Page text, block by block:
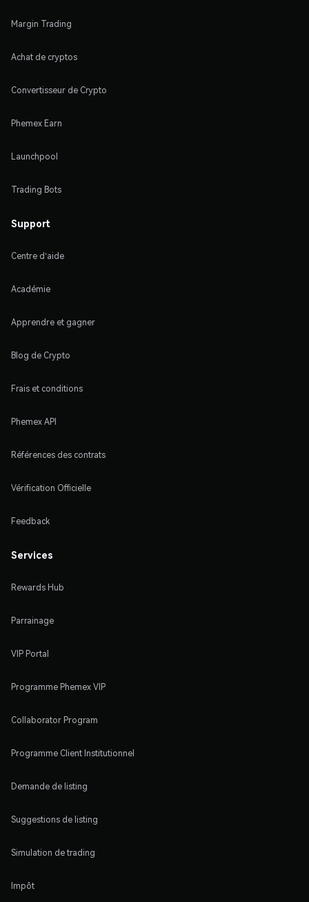
Margin Trading
Achat de cryptos
Convertisseur de Crypto
Phemex Earn
Launchpool
Trading Bots
Support
Centre d'aide
Académie
Apprendre et gagner
Blog de Crypto
Frais et conditions
Phemex API
Références des contrats
Vérification Officielle
Feedback
Services
Rewards Hub
Parrainage
VIP Portal
Programme Phemex VIP
Collaborator Program
Programme Client Institutionnel
Demande de listing
Suggestions de listing
Simulation de trading
Impôt